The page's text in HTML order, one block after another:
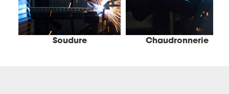
Soudure Chaudronnerie